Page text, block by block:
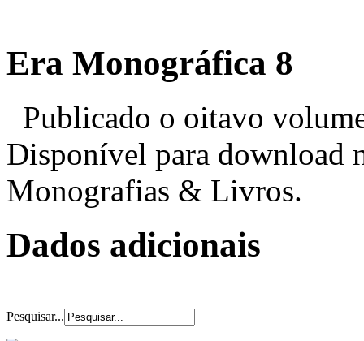
Era Monográfica 8
Publicado o oitavo
Disponível para download
Monografias & Livros.
Dados adicionais
Pesquisar...